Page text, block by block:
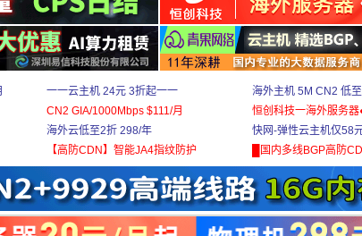
一一云主机 24元 3折起一一
CN2 GIA/1000Mbps $111/月
海外云低至2折 298/年
【高防CDN】智能JA4指纹防护
海外主机 5M CN2 低
恒创科技一海外服务器
快网-弹性云主机仅58
█国内多线BGP高防